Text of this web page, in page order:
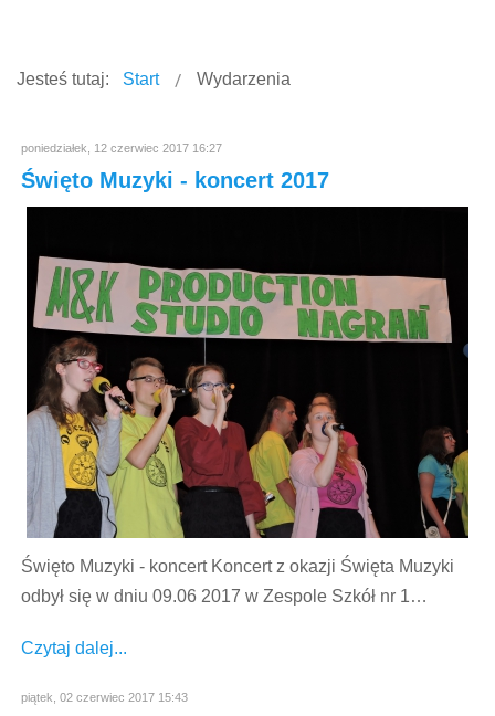
Jesteś tutaj: Start Wydarzenia
poniedziałek, 12 czerwiec 2017 16:27
Święto Muzyki - koncert 2017
Święto Muzyki - koncert Koncert z okazji Święta Muzyki
odbył się w dniu 09.06 2017 w Zespole Szkół nr 1…
Czytaj dalej...
piątek, 02 czerwiec 2017 15:43